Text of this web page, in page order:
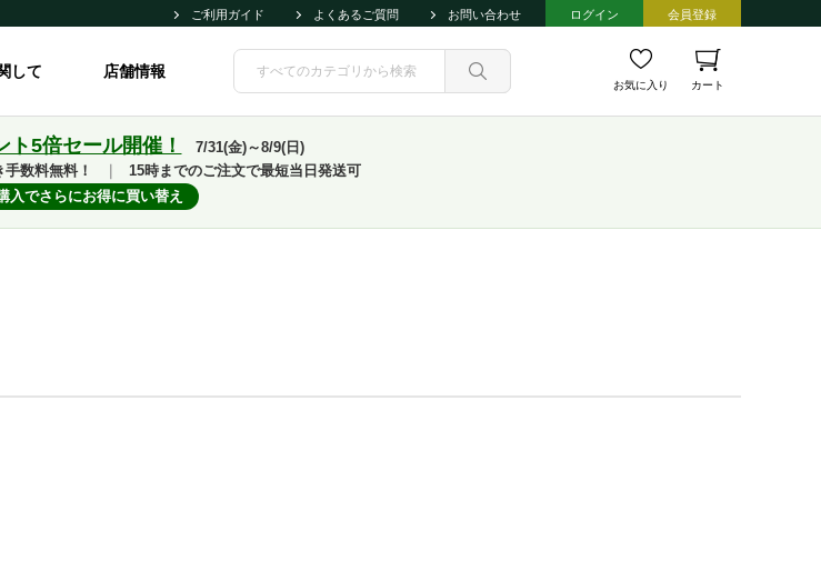
ご利用ガイド よくあるご質問 お問い合わせ ログイン 会員登録
して 店舗情報
お気に入り カート
5倍セール開催！
7/31(金)～8/9(日)
数料無料！
15時までのご注文で最短当日発送可
入でさらにお得に買い替え